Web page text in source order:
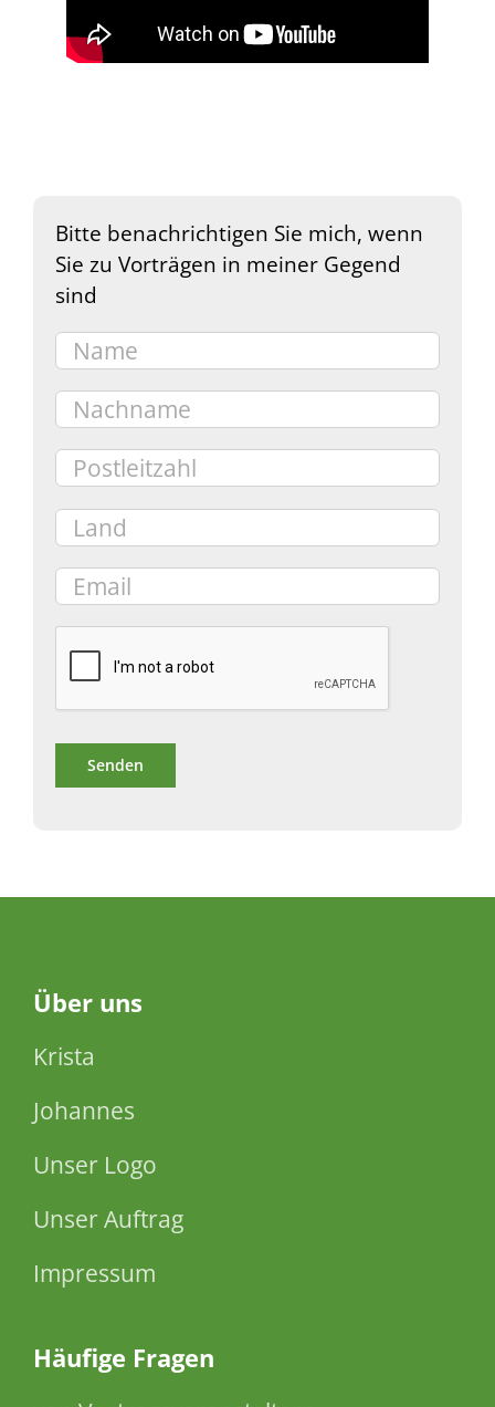
Bitte benachrichtigen Sie mich, wenn
Sie zu Vorträgen in meiner Gegend
sind
Über uns
Krista
Johannes
Unser Logo
Unser Auftrag
Impressum
Häufige Fragen